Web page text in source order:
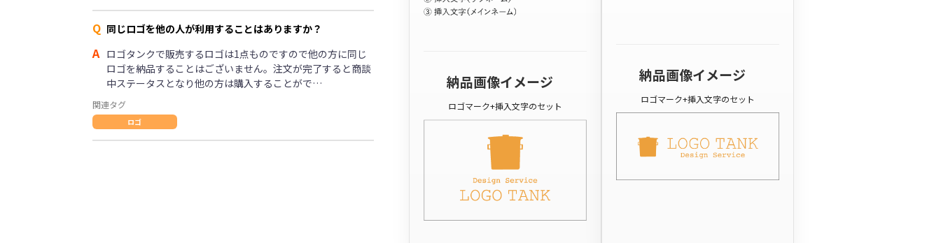
Q 同じロゴを他の人が利用することはありますか？
A ロゴタンクで販売するロゴは1点ものですので他の方に同じ
ロゴを納品することはございません。注文が完了すると商談
中ステータスとなり他の方は購入することがで…
関連タグ
ロゴ
納品画像イメージ
ロゴマーク+挿入文字のセット
納品画像イメージ
ロゴマーク+挿入文字のセット